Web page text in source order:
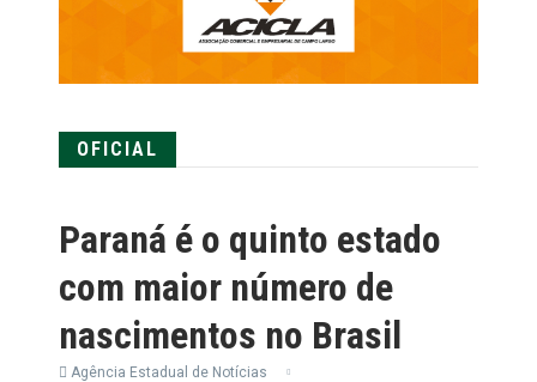
OFICIAL
Paraná é o quinto estado
com maior número de
nascimentos no Brasil
Agência Estadual de Notícias